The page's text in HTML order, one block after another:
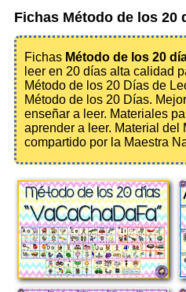
Fichas Método de los 20
Fichas Método de los 20
leer en 20 días alta calidad
Método de los 20 Días de
Método de los 20 Días.
enseñar a leer. Materiales
aprender a leer. Material del
compartido por la Maestra